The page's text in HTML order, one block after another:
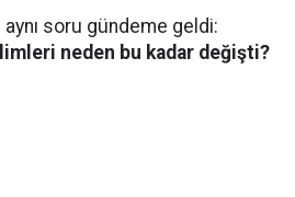
aynı soru gündeme geldi:
neden bu kadar değişti?